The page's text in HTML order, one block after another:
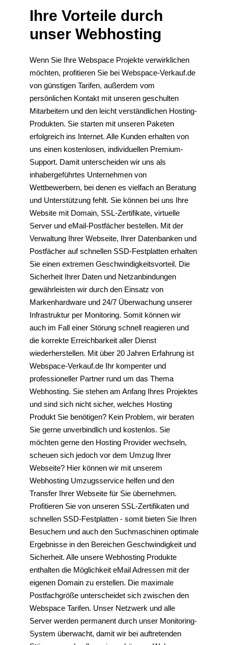
Ihre Vorteile durch
unser Webhosting
Wenn Sie Ihre Webspace Projekte verwirklichen
möchten, profitieren Sie bei Webspace-Verkauf.de
von günstigen Tarifen, außerdem vom
persönlichen Kontakt mit unseren geschulten
Mitarbeitern und den leicht verständlichen Hosting-
Produkten. Sie starten mit unseren Paketen
erfolgreich ins Internet. Alle Kunden erhalten von
uns einen kostenlosen, individuellen Premium-
Support. Damit unterscheiden wir uns als
inhabergeführtes Unternehmen von
Wettbewerbern, bei denen es vielfach an Beratung
und Unterstützung fehlt. Sie können bei uns Ihre
Website mit Domain, SSL-Zertifikate, virtuelle
Server und eMail-Postfächer bestellen. Mit der
Verwaltung Ihrer Webseite, Ihrer Datenbanken und
Postfächer auf schnellen SSD-Festplatten erhalten
Sie einen extremen Geschwindigkeitsvorteil. Die
Sicherheit Ihrer Daten und Netzanbindungen
gewährleisten wir durch den Einsatz von
Markenhardware und 24/7 Überwachung unserer
Infrastruktur per Monitoring. Somit können wir
auch im Fall einer Störung schnell reagieren und
die korrekte Erreichbarkeit aller Dienst
wiederherstellen. Mit über 20 Jahren Erfahrung ist
Webspace-Verkauf.de Ihr kompenter und
professioneller Partner rund um das Thema
Webhosting. Sie stehen am Anfang Ihres Projektes
und sind sich nicht sicher, welches Hosting
Produkt Sie benötigen? Kein Problem, wir beraten
Sie gerne unverbindlich und kostenlos. Sie
möchten gerne den Hosting Provider wechseln,
scheuen sich jedoch vor dem Umzug Ihrer
Webseite? Hier können wir mit unserem
Webhosting Umzugsservice helfen und den
Transfer Ihrer Webseite für Sie übernehmen.
Profitieren Sie von unseren SSL-Zertifikaten und
schnellen SSD-Festplatten - somit bieten Sie Ihren
Besuchern und auch den Suchmaschinen optimale
Ergebnisse in den Bereichen Geschwindigkeit und
Sicherheit. Alle unsere Webhosting Produkte
enthalten die Möglichkeit eMail Adressen mit der
eigenen Domain zu erstellen. Die maximale
Postfachgröße unterscheidet sich zwischen den
Webspace Tarifen. Unser Netzwerk und alle
Server werden permanent durch unser Monitoring-
System überwacht, damit wir bei auftretenden